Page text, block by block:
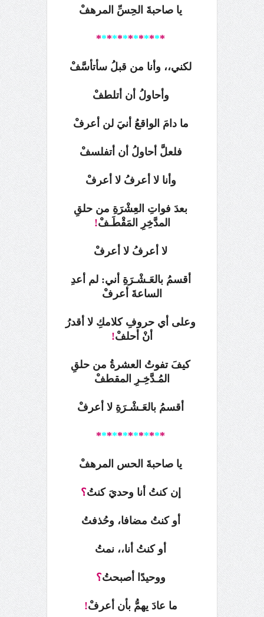
يا صاحبةَ الحِسِّ المرهفْ
*
*
*
*
*
*
*
*
*
*
*
*
*
لكني،، وأنا من قبلُ سأتأسَّفْ
وأحاولُ أن أتلطفْ
ما دامَ الواقعُ أنيَ لن أعرفْ
فلعلَّ أحاولُ أن أتفلسفْ
وأنا لا أعرفُ لا أعرفْ
بعدَ فواتِ العِشْرَةِ من حلقِ
المدَّخِرِ المَقْطَـفْ!
لا أعرفُ لا أعرفْ
أقسمُ بالعَـشْـرَةِ أني: لم أعدِ
الساعةَ أعرفْ
وعلى أي حروفِ كلامكِ لا أقدرُ
أنْ أحلفْ!
كيفَ تفوتُ العشرةُ من حلقِ
المُـدَّخِـرِ المقطفْ
أقسمُ بالعَـشْـرَةِ لا أعرفْ
*
*
*
*
*
*
*
*
*
*
*
*
*
يا صاحبةَ الحس المرهفْ
إن كنتُ أنا وحديَ كنتُ؟
أو كنتُ مضافا، وحُذفتُ
أو كنتُ أنا،، نمتُ
ووحيدًا أصبحتُ؟
ما عادَ يهمُّ بأن أعرفْ!